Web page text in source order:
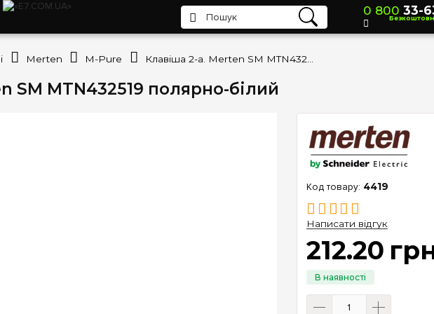
SM MTN432519 полярно-білий
4419
Написати відгук
212.20
0 800 33-
Merten M-Pure